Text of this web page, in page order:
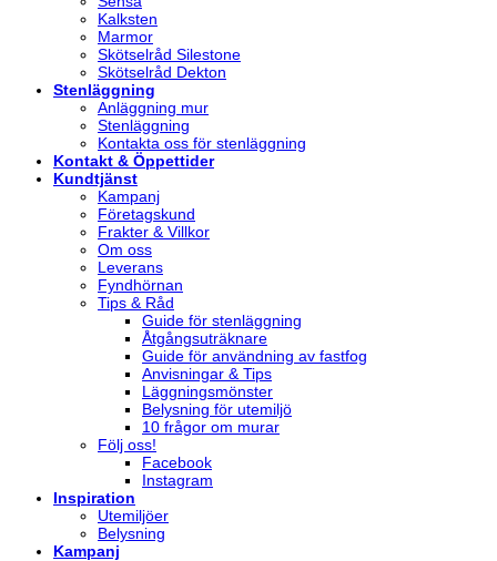
Kalksten
Marmor
Skötselråd Silestone
Skötselråd Dekton
Stenläggning
Anläggning mur
Stenläggning
Kontakta oss för stenläggning
Kontakt & Öppettider
Kundtjänst
Kampanj
Företagskund
Frakter & Villkor
Om oss
Leverans
Fyndhörnan
Tips & Råd
Guide för stenläggning
Åtgångsuträknare
Guide för användning av fastfog
Anvisningar & Tips
Läggningsmönster
Belysning för utemiljö
10 frågor om murar
Följ oss!
Facebook
Instagram
Inspiration
Utemiljöer
Belysning
Kampanj